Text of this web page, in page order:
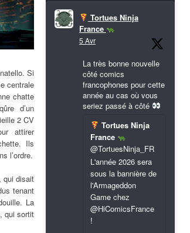
Si
centrale
chatte
d’un
2 CV
attirer
Ils
l’ordre.
qui disait
tenant
La
qui sortit
Tortues Ninja
France
5 Avr
La très bonne nouvelle
côté comics
francophones pour cette
année au cas où vous
seriez passé à côté
Tortues Ninja
France
@TortuesNinja_FR
L'année 2026 sera
sous la bannière de
l'Armageddon
Game chez
@HiComicsFrance
!